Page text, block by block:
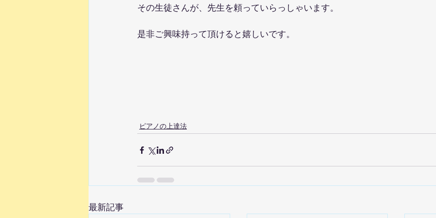
その生徒さんが、先生を頼っていらっしゃいます。
是非ご興味持って頂けると嬉しいです。
ピアノの上達法
最新記事